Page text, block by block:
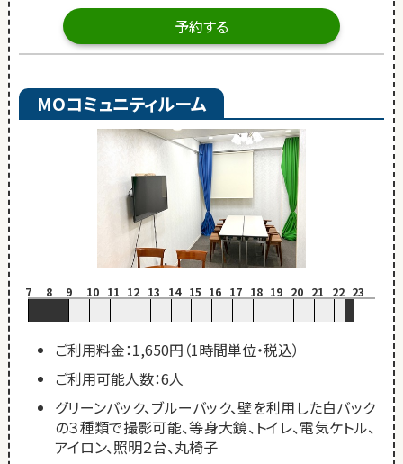
予約する
MOコミュニティルーム
7 8 9 10 11 12 13 14 15 16 17 18 19 20 21 22 23
ご利用料金：1,650円（1時間単位・税込）
ご利用可能人数：6人
グリーンバック、ブルーバック、壁を利用した白バック
の３種類で撮影可能、等身大鏡、トイレ、電気ケトル、
アイロン、照明２台、丸椅子